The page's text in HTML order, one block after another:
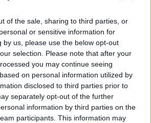
of the sale, sharing to third parties, or
or sensitive information for
by us, please use the below opt-out
selection. Please note that after your
you may continue seeing
on personal information utilized by
disclosed to third parties prior to
separately opt-out of the further
information by third parties on the
participants. This information may
14:30
για τη Μαίρη Λίντα:
αηδόνι»
και δημοσιογραφικός
τη σπουδαία